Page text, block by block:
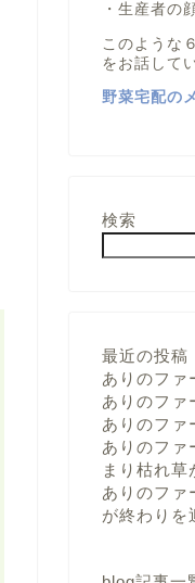
・生産者の
このような
をお話して
野菜宅配の
検索
最近の投稿
ありのファ
ありのファ
ありのファ
ありのファ
まり枯れ草
ありのファ
が終わりを